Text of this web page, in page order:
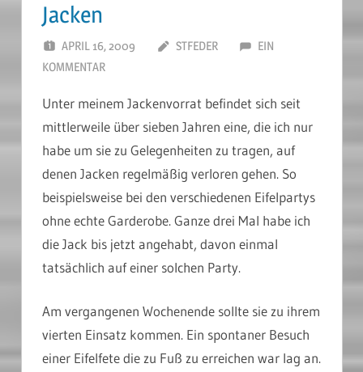
Jacken
APRIL 16, 2009 STFEDER
EIN
KOMMENTAR
Unter meinem Jackenvorrat befindet sich seit
mittlerweile über sieben Jahren eine, die ich nur
habe um sie zu Gelegenheiten zu tragen, auf
denen Jacken regelmäßig verloren gehen. So
beispielsweise bei den verschiedenen Eifelpartys
ohne echte Garderobe. Ganze drei Mal habe ich
die Jack bis jetzt angehabt, davon einmal
tatsächlich auf einer solchen Party.
Am vergangenen Wochenende sollte sie zu ihrem
vierten Einsatz kommen. Ein spontaner Besuch
einer Eifelfete die zu Fuß zu erreichen war lag an.